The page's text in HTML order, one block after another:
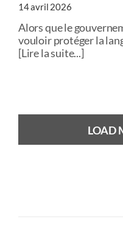
14 avril 2026
Alors que le
vouloir protéger la
[Lire la suite...]
LOAD